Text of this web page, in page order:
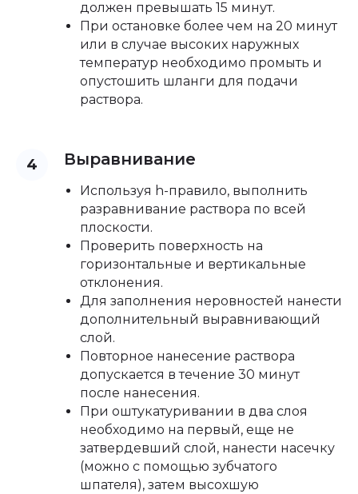
должен превышать 15 минут.
При остановке более чем на 20 минут
или в случае высоких наружных
температур необходимо промыть и
опустошить шланги для подачи
раствора.
Выравнивание
Используя h-правило, выполнить
разравнивание раствора по всей
плоскости.
Проверить поверхность на
горизонтальные и вертикальные
отклонения.
Для заполнения неровностей нанести
дополнительный выравнивающий
слой.
Повторное нанесение раствора
допускается в течение 30 минут
после нанесения.
При оштукатуривании в два слоя
необходимо на первый, еще не
затвердевший слой, нанести насечку
(можно с помощью зубчатого
шпателя), затем высохшую